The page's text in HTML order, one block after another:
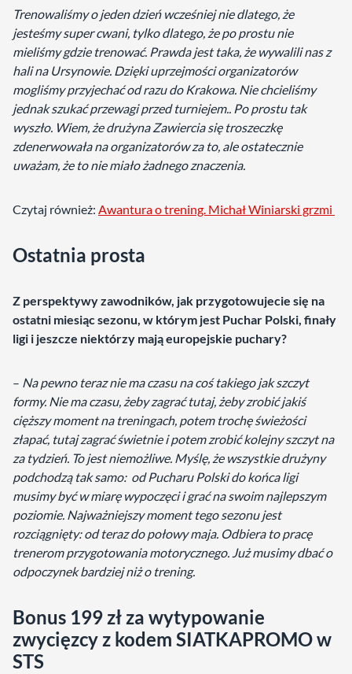
Trenowaliśmy o jeden dzień wcześniej nie dlatego, że
jesteśmy super cwani, tylko dlatego, że po prostu nie
mieliśmy gdzie trenować. Prawda jest taka, że wywalili nas z
hali na Ursynowie. Dzięki uprzejmości organizatorów
mogliśmy przyjechać od razu do Krakowa. Nie chcieliśmy
jednak szukać przewagi przed turniejem.. Po prostu tak
wyszło. Wiem, że drużyna Zawiercia się troszeczkę
zdenerwowała na organizatorów za to, ale ostatecznie
uważam, że to nie miało żadnego znaczenia.
Czytaj również: Awantura o trening. Michał Winiarski grzmi
Ostatnia prosta
Z perspektywy zawodników, jak przygotowujecie się na
ostatni miesiąc sezonu, w którym jest Puchar Polski, finały
ligi i jeszcze niektórzy mają europejskie puchary?
– Na pewno teraz nie ma czasu na coś takiego jak szczyt
formy. Nie ma czasu, żeby zagrać tutaj, żeby zrobić jakiś
cięższy moment na treningach, potem trochę świeżości
złapać, tutaj zagrać świetnie i potem zrobić kolejny szczyt na
za tydzień. To jest niemożliwe. Myślę, że wszystkie drużyny
podchodzą tak samo: od Pucharu Polski do końca ligi
musimy być w miarę wypoczęci i grać na swoim najlepszym
poziomie. Najważniejszy moment tego sezonu jest
rozciągnięty: od teraz do połowy maja. Odbiera to pracę
trenerom przygotowania motorycznego. Już musimy dbać o
odpoczynek bardziej niż o trening.
Bonus 199 zł za wytypowanie
zwycięzcy z kodem SIATKAPROMO w
STS